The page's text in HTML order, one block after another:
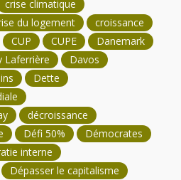
crise climatique
du logement
croissance
CUP CUPE
Danemark
Laferrière
Davos
Dette
décroissance
Défi 50%
Démocrates
interne
Dépasser le capitalisme